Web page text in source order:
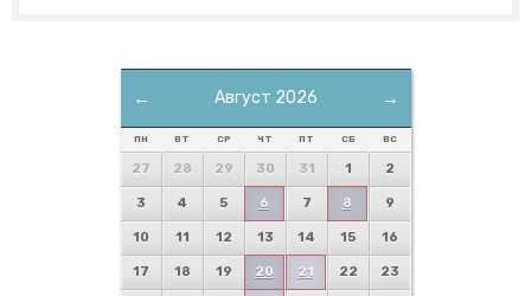
← →
Август 2026
ПН ВТ СР ЧТ ПТ СБ ВС
27 28 29 30 31 1 2
3 4 5 6 7 8 9
10 11 12 13 14 15 16
17 18 19 20 21 22 23